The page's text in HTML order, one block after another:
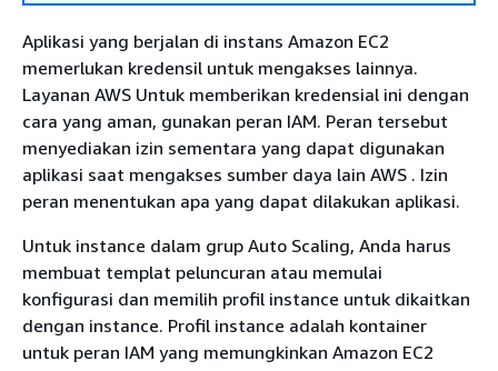
Aplikasi yang berjalan di instans Amazon EC2
memerlukan kredensil untuk mengakses lainnya.
Layanan AWS Untuk memberikan kredensial ini dengan
cara yang aman, gunakan peran IAM. Peran tersebut
menyediakan izin sementara yang dapat digunakan
aplikasi saat mengakses sumber daya lain AWS . Izin
peran menentukan apa yang dapat dilakukan aplikasi.
Untuk instance dalam grup Auto Scaling, Anda harus
membuat templat peluncuran atau memulai
konfigurasi dan memilih profil instance untuk dikaitkan
dengan instance. Profil instance adalah kontainer
untuk peran IAM yang memungkinkan Amazon EC2